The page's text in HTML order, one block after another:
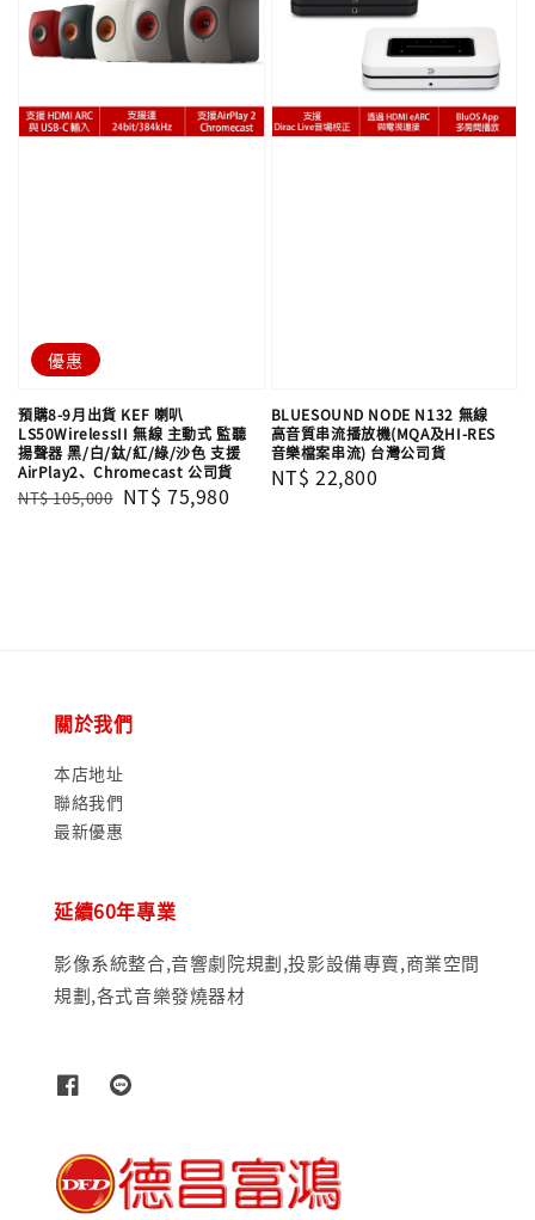
優惠
預購8-9月出貨 KEF 喇叭
LS50WirelessII 無線 主動式 監聽
揚聲器 黑/白/鈦/紅/綠/沙色 支援
AirPlay2、Chromecast 公司貨
Regular
NT$ 105,000 Sale
NT$ 75,980
BLUESOUND NODE N132 無線
高音質串流播放機(MQA及HI-RES
音樂檔案串流) 台灣公司貨
Regular
NT$ 22,800
關於我們
本店地址
聯絡我們
最新優惠
延續60年專業
影像系統整合,音響劇院規劃,投影設備專賣,商業空間
規劃,各式音樂發燒器材